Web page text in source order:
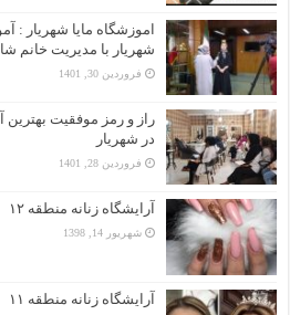
اموزشگاه مایا شهریار :
شهریار با مدیریت خانم شاه
فروردین 30, 1401
راز و رمز موفقیت بهترین
در شهریار
فروردین 28, 1401
آرایشگاه زنانه منطقه ۱۲
شهریور 14, 1398
آرایشگاه زنانه منطقه ۱۱